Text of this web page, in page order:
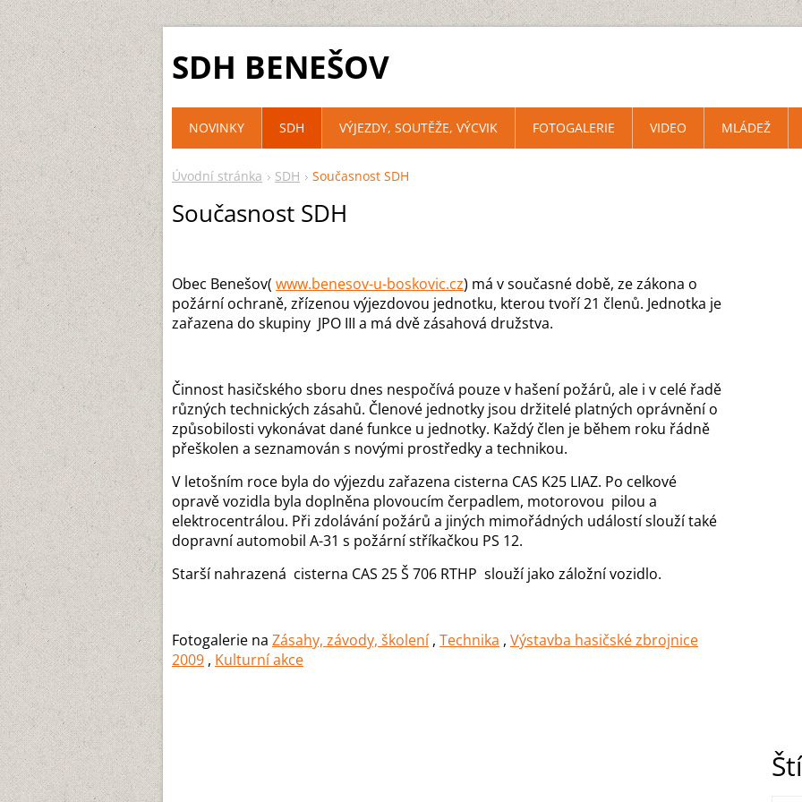
SDH BENEŠOV
Úvodní stránka SDH Současnost SDH
Současnost SDH
Obec Benešov( www.benesov-u-boskovic.cz) má v současné době, ze zákona o
požární ochraně, zřízenou výjezdovou jednotku, kterou tvoří 21 členů. Jednotka je
zařazena do skupiny JPO III a má dvě zásahová družstva.
Činnost hasičského sboru dnes nespočívá pouze v hašení požárů, ale i v celé řadě
různých technických zásahů. Členové jednotky jsou držitelé platných oprávnění o
způsobilosti vykonávat dané funkce u jednotky. Každý člen je během roku řádně
přeškolen a seznamován s novými prostředky a technikou.
V letošním roce byla do výjezdu zařazena cisterna CAS K25 LIAZ. Po celkové
opravě vozidla byla doplněna plovoucím čerpadlem, motorovou pilou a
elektrocentrálou. Při zdolávání požárů a jiných mimořádných událostí slouží také
dopravní automobil A-31 s požární stříkačkou PS 12.
Starší nahrazená cisterna CAS 25 Š 706 RTHP slouží jako záložní vozidlo.
Fotogalerie na Zásahy, závody, školení, Technika , Výstavba hasičské zbrojnice
2009 , Kulturní akce
NOVINKY SDH VÝJEZDY, SOUTĚŽE, VÝCVIK FOTOGALERIE VIDEO MLÁDEŽ